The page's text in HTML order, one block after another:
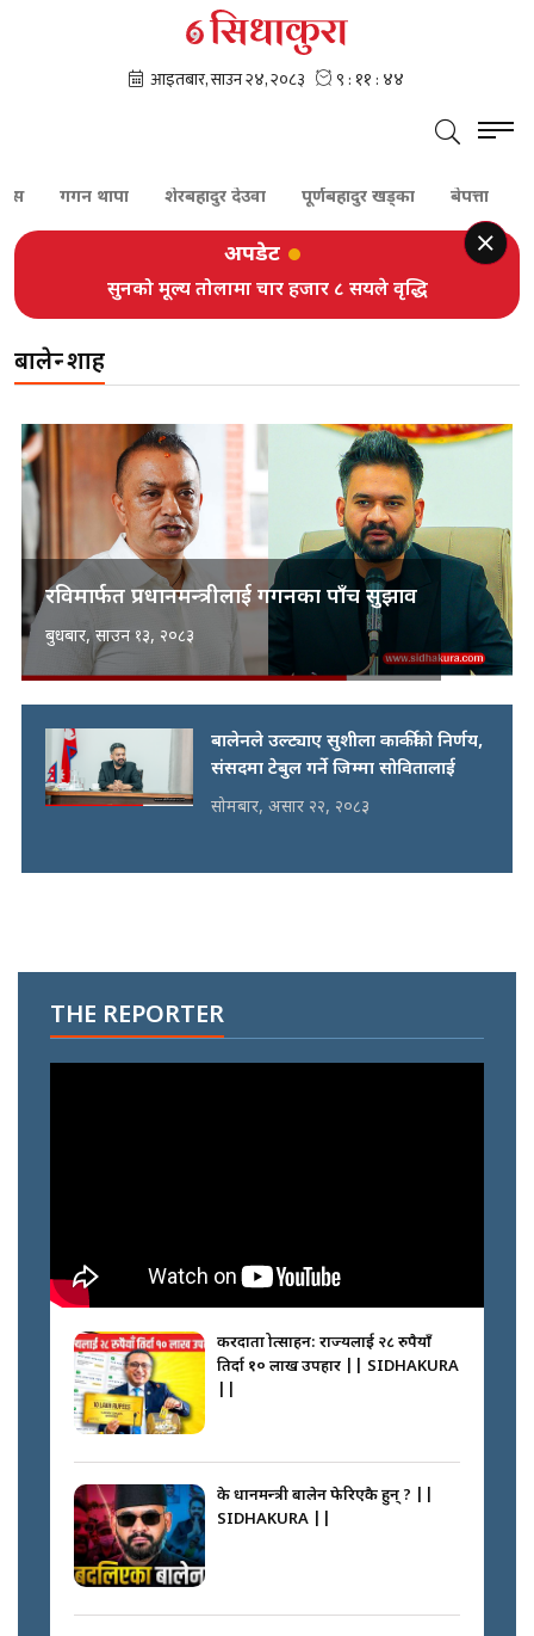
गगन थापा शेरबहादुर देउवा पूर्णबहादुर खड्का बेपत्ता
अपडेट
सुनको मूल्य तोलामा चार हजार ८ सयले वृद्धि
बालेन्द्र शाह
रविमार्फत प्रधानमन्त्रीलाई गगनका पाँच सुझाव
बुधबार, साउन १३, २०८३
बालेनले उल्ट्याए सुशीला कार्कीको निर्णय,
संसदमा टेबुल गर्ने जिम्मा सोवितालाई
सोमबार, असार २२, २०८३
THE REPORTER
करदाता प्रोत्साहन: राज्यलाई २८ रुपैयाँ
तिर्दा १० लाख उपहार || SIDHAKURA
के प्रधानमन्त्री बालेन फेरिएकै हुन् ? ||
SIDHAKURA ||